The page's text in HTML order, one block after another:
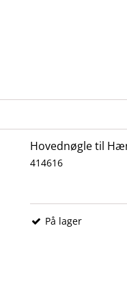
Hovednøgle til
414616
På lager